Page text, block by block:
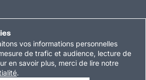
vos informations personnelles
de trafic et audience, lecture de
en savoir plus, merci de lire notre
.
Mentions légales
Accessibilité : partiellement conforme